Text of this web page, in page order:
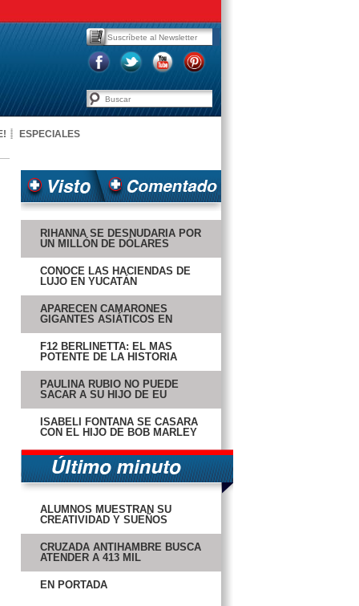
ESPECIALES
RIHANNA SE DESNUDARÍA POR
UN MILLÓN DE DÓLARES
CONOCE LAS HACIENDAS DE
LUJO EN YUCATÁN
APARECEN CAMARONES
GIGANTES ASIÁTICOS EN
F12 BERLINETTA: EL MÁS
POTENTE DE LA HISTORIA
PAULINA RUBIO NO PUEDE
SACAR A SU HIJO DE EU
ISABELI FONTANA SE CASARÁ
CON EL HIJO DE BOB MARLEY
ALUMNOS MUESTRAN SU
CREATIVIDAD Y SUEÑOS
CRUZADA ANTIHAMBRE BUSCA
ATENDER A 413 MIL
EN PORTADA